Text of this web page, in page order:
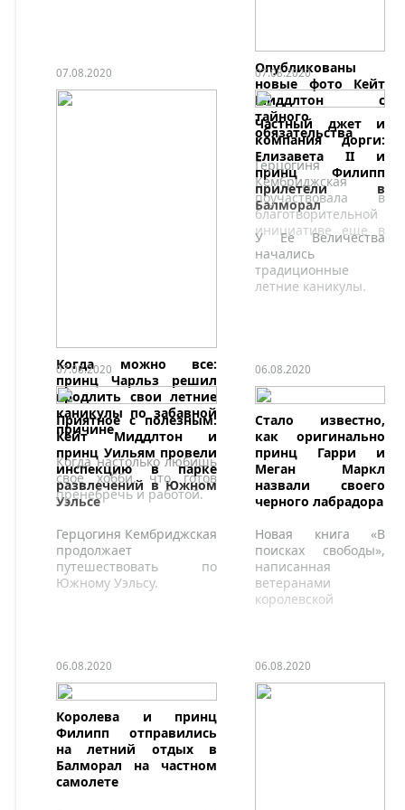
Опубликованы
новые фото Кейт
Миддлтон с
тайного
обязательства
Герцогиня
Кембриджская
поучаствовала в
благотворительной
инициативе еще в
мае.
07.08.2020
Когда можно все:
принц Чарльз решил
продлить свои летние
каникулы по забавной
причине
Когда настолько любишь
свое хобби, что готов
пренебречь и работой.
07.08.2020
Частный джет и
компания дорги:
Елизавета II и
принц Филипп
прилетели в
Балморал
У Ее Величества
начались
традиционные
летние каникулы.
07.08.2020
Приятное с полезным:
Кейт Миддлтон и
принц Уильям провели
инспекцию в парке
развлечений в Южном
Уэльсе
Герцогиня Кембриджская
продолжает
путешествовать по
Южному Уэльсу.
06.08.2020
Стало известно,
как оригинально
принц Гарри и
Меган Маркл
назвали своего
черного лабрадора
Новая книга «В
поисках свободы»,
написанная
ветеранами
королевской
раскрывает не
только отношения
пары с
06.08.2020
Королева и принц
Филипп отправились
на летний отдых в
Балморал на частном
самолете
06.08.2020